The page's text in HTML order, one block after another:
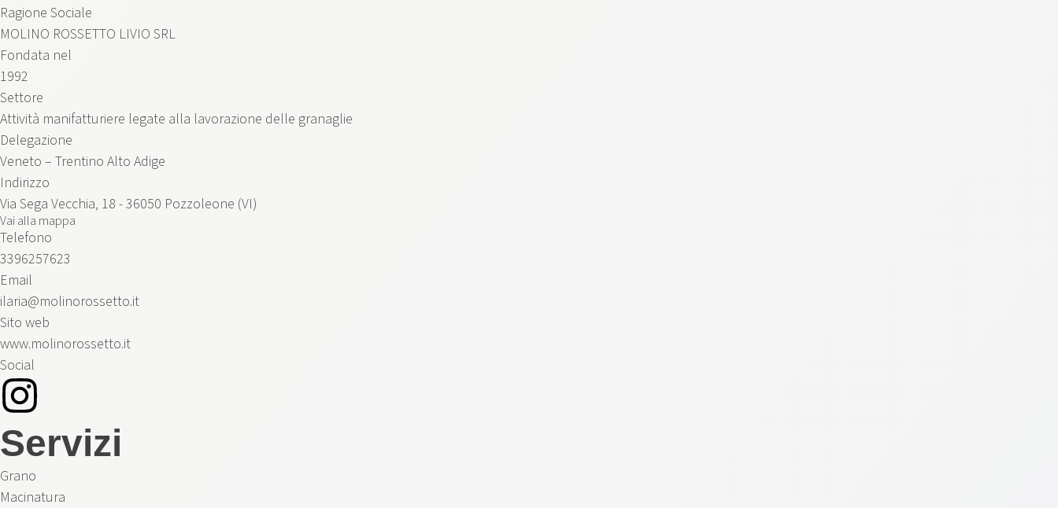
Ragione Sociale
MOLINO ROSSETTO LIVIO SRL
Fondata nel
1992
Settore
Attività manifatturiere legate alla lavorazione delle granaglie
Delegazione
Veneto – Trentino Alto Adige
Indirizzo
Via Sega Vecchia, 18 - 36050 Pozzoleone (VI)
Vai alla mappa
Telefono
3396257623
Email
ilaria@molinorossetto.it
Sito web
www.molinorossetto.it
Social
Servizi
Grano
Macinatura